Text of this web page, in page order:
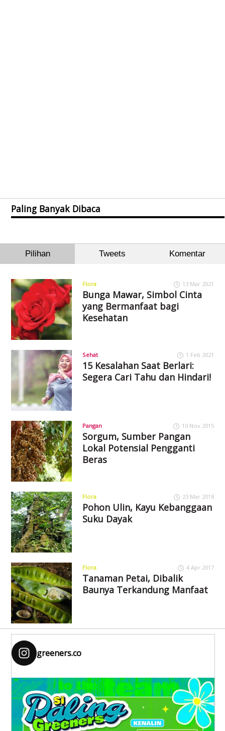
Paling Banyak Dibaca
Pilihan Tweets Komentar
Flora 13 Mar 2021
Bunga Mawar, Simbol Cinta
yang Bermanfaat bagi
Kesehatan
Sehat 1 Feb 2021
15 Kesalahan Saat Berlari:
Segera Cari Tahu dan Hindari!
Pangan 10 Nov 2015
Sorgum, Sumber Pangan
Lokal Potensial Pengganti
Beras
Flora 23 Mar 2018
Pohon Ulin, Kayu Kebanggaan
Suku Dayak
Flora 4 Apr 2017
Tanaman Petai, Dibalik
Baunya Terkandung Manfaat
greeners.co